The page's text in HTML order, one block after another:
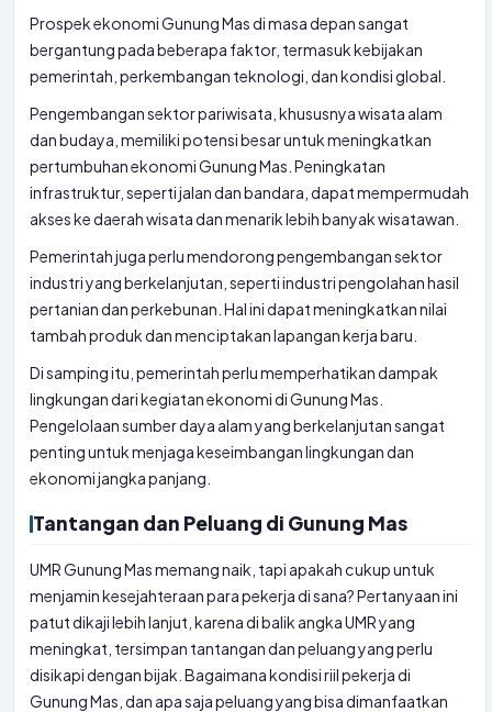
Prospek ekonomi Gunung Mas di masa depan sangat
bergantung pada beberapa faktor, termasuk kebijakan
pemerintah, perkembangan teknologi, dan kondisi global.
Pengembangan sektor pariwisata, khususnya wisata alam
dan budaya, memiliki potensi besar untuk meningkatkan
pertumbuhan ekonomi Gunung Mas. Peningkatan
infrastruktur, seperti jalan dan bandara, dapat mempermudah
akses ke daerah wisata dan menarik lebih banyak wisatawan.
Pemerintah juga perlu mendorong pengembangan sektor
industri yang berkelanjutan, seperti industri pengolahan hasil
pertanian dan perkebunan. Hal ini dapat meningkatkan nilai
tambah produk dan menciptakan lapangan kerja baru.
Di samping itu, pemerintah perlu memperhatikan dampak
lingkungan dari kegiatan ekonomi di Gunung Mas.
Pengelolaan sumber daya alam yang berkelanjutan sangat
penting untuk menjaga keseimbangan lingkungan dan
ekonomi jangka panjang.
Tantangan dan Peluang di Gunung Mas
UMR Gunung Mas memang naik, tapi apakah cukup untuk
menjamin kesejahteraan para pekerja di sana? Pertanyaan ini
patut dikaji lebih lanjut, karena di balik angka UMR yang
meningkat, tersimpan tantangan dan peluang yang perlu
disikapi dengan bijak. Bagaimana kondisi riil pekerja di
Gunung Mas, dan apa saja peluang yang bisa dimanfaatkan